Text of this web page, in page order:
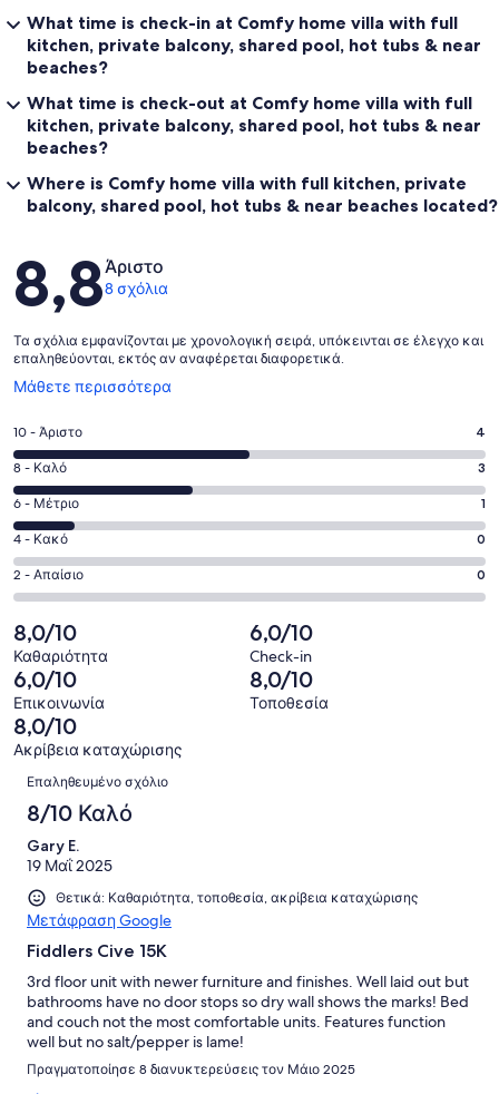
What time is check-in at Comfy home villa with full
kitchen, private balcony, shared pool, hot tubs & near
beaches?
What time is check-out at Comfy home villa with full
kitchen, private balcony, shared pool, hot tubs & near
beaches?
Where is Comfy home villa with full kitchen, private
balcony, shared pool, hot tubs & near beaches located?
Σχόλια
8,8Άριστο
8 σχόλια
Τα σχόλια εμφανίζονται με χρονολογική σειρά, υπόκεινται σε έλεγχο και
επαληθεύονται, εκτός αν αναφέρεται διαφορετικά.
Μάθετε περισσότερα
Ανοίγει
νέο
παράθυρο
Βαθμολογία
10
-
Άριστο.
4
από
8
σχόλια
πελατών
10 - Άριστο 4
Βαθμολογία
8
-
Καλό.
3
από
σχόλια
πελατών
8 - Καλό 3
Βαθμολογία
6
-
Μέτριο.
1
από
8
σχόλια
πελατών
6 - Μέτριο 1
Βαθμολογία
4
-
0
από
8
σχόλια
πελατών
4 - Κακό 0
Βαθμολογία
2
-
Απαίσιο.
0
από
8
σχόλια
πελατών
2 - Απαίσιο 0
8,0/10
Καθαριότητα
6,0/10
Check-in
6,0/10
Επικοινωνία
8,0/10
Τοποθεσία
8,0/10
Ακρίβεια καταχώρισης
Σχόλια
Επαληθευμένο σχόλιο
8/10 Καλό
Gary E.
19 Μαΐ 2025
Θετικά: Καθαριότητα, τοποθεσία, ακρίβεια καταχώρισης
Μετάφραση Google
Fiddlers Cive 15K
3rd floor unit with newer furniture and finishes. Well laid out but
bathrooms have no door stops so dry wall shows the marks! Bed
and couch not the most comfortable units. Features function
well but no salt/pepper is lame!
Πραγματοποίησε 8 διανυκτερεύσεις τον Μάιο 2025